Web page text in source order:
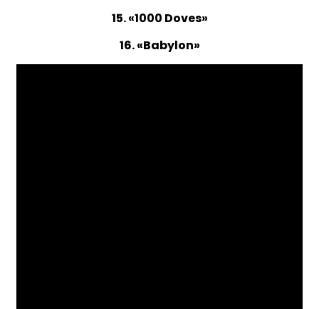
15. «1000 Doves»
16. «Babylon»